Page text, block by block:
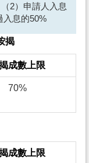
2）申請人入息
入息的50%
揭
成數上限
70%
成數上限